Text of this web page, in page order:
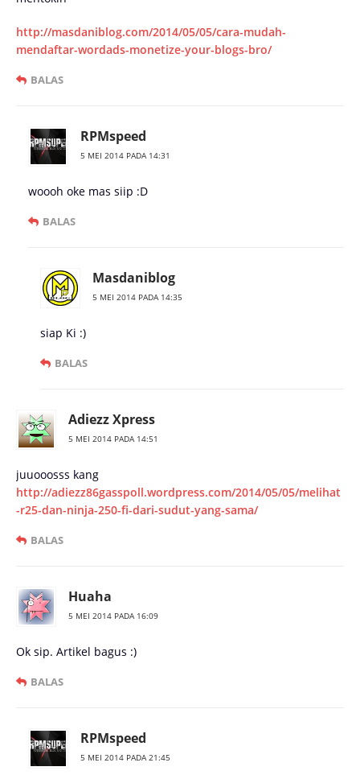
http://masdaniblog.com/2014/05/05/cara-mudah-
mendaftar-wordads-monetize-your-blogs-bro/
BALAS
RPMspeed
5 MEI 2014 PADA 14:31
woooh oke mas siip :D
BALAS
Masdaniblog
5 MEI 2014 PADA 14:35
siap Ki :)
BALAS
Adiezz Xpress
5 MEI 2014 PADA 14:51
juuooosss kang
http://adiezz86gasspoll.wordpress.com/2014/05/05/melihat
-r25-dan-ninja-250-fi-dari-sudut-yang-sama/
BALAS
Huaha
5 MEI 2014 PADA 16:09
Ok sip. Artikel bagus :)
BALAS
RPMspeed
5 MEI 2014 PADA 21:45